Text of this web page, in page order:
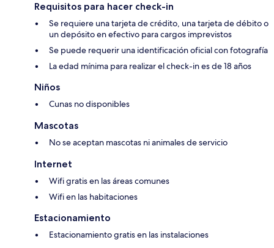
Requisitos para hacer check-in
Se requiere una tarjeta de crédito, una tarjeta de débito o
un depósito en efectivo para cargos imprevistos
Se puede requerir una identificación oficial con fotografía
La edad mínima para realizar el check-in es de 18 años
Niños
Cunas no disponibles
Mascotas
No se aceptan mascotas ni animales de servicio
Internet
Wifi gratis en las áreas comunes
Wifi en las habitaciones
Estacionamiento
Estacionamiento gratis en las instalaciones